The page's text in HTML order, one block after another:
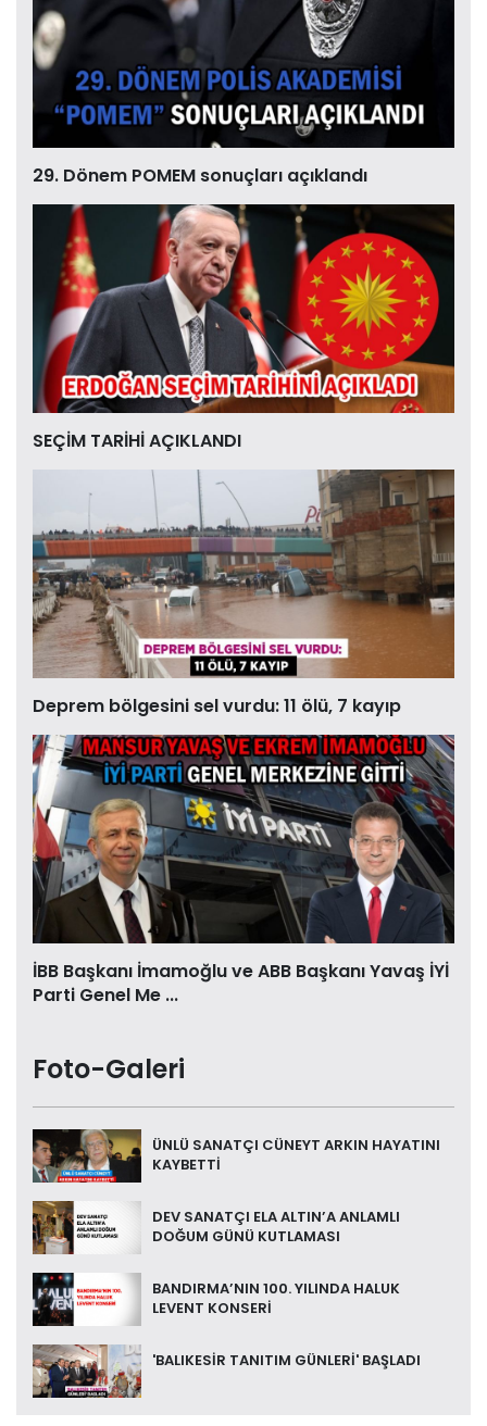
29. Dönem POMEM sonuçları açıklandı
SEÇİM TARİHİ AÇIKLANDI
Deprem bölgesini sel vurdu: 11 ölü, 7 kayıp
İBB Başkanı İmamoğlu ve ABB Başkanı Yavaş İYİ
Parti Genel Me ...
Foto-Galeri
ÜNLÜ SANATÇI CÜNEYT ARKIN HAYATINI
KAYBETTİ
DEV SANATÇI ELA ALTIN’A ANLAMLI
DOĞUM GÜNÜ KUTLAMASI
BANDIRMA’NIN 100. YILINDA HALUK
LEVENT KONSERİ
'BALIKESİR TANITIM GÜNLERİ' BAŞLADI